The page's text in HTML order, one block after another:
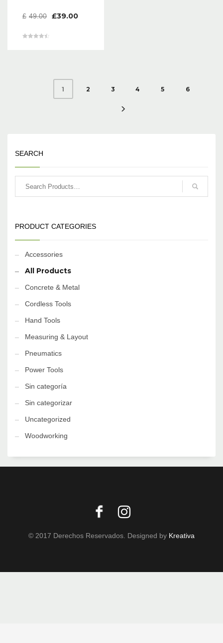
£ 49.00 £39.00
1 2 3 4 5 6
SEARCH
PRODUCT CATEGORIES
Accessories
All Products
Concrete & Metal
Cordless Tools
Hand Tools
Measuring & Layout
Pneumatics
Power Tools
Sin categoría
Sin categorizar
Uncategorized
Woodworking
© 2017 Derechos Reservados. Designed by Kreativa